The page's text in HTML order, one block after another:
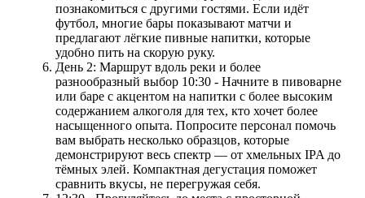
познакомиться с другими гостями. Если идёт
футбол, многие бары показывают матчи и
предлагают лёгкие пивные напитки, которые
удобно пить на скорую руку.
День 2: Маршрут вдоль реки и более
разнообразный выбор 10:30 - Начните в пивоварне
или баре с акцентом на напитки с более высоким
содержанием алкоголя для тех, кто хочет более
насыщенного опыта. Попросите персонал помочь
вам выбрать несколько образцов, которые
демонстрируют весь спектр — от хмельных IPA до
тёмных элей. Компактная дегустация поможет
сравнить вкусы, не перегружая себя.